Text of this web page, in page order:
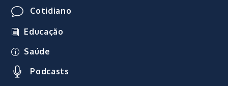
Cotidiano
Educação
Saúde
Podcasts